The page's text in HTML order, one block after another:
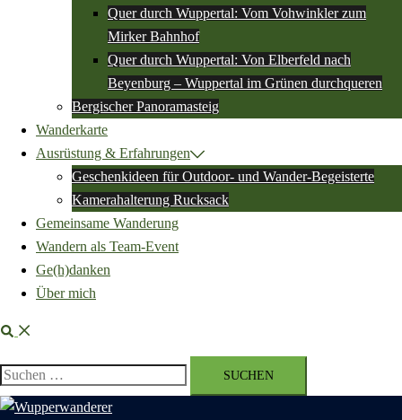
Quer durch Wuppertal: Vom Vohwinkler zum
Mirker Bahnhof
Quer durch Wuppertal: Von Elberfeld nach
Beyenburg – Wuppertal im Grünen durchqueren
Bergischer Panoramasteig
Wanderkarte
Ausrüstung & Erfahrungen
Geschenkideen für Outdoor- und Wander-Begeisterte
Kamerahalterung Rucksack
Gemeinsame Wanderung
Wandern als Team-Event
Ge(h)danken
Über mich
Suche
Suchen
nach: